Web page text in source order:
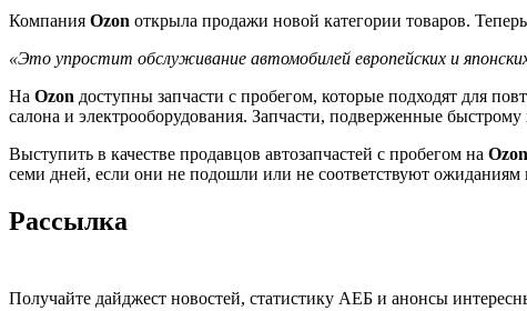
Компания Ozon открыла продажи новой категории товаров.
«Это упростит обслуживание автомобилей европейских и
На Ozon доступны запчасти с пробегом, которые подходят для
салона и электрооборудования. Запчасти, подверженные
Выступить в качестве продавцов автозапчастей с пробегом на Ozon
семи дней, если они не подошли или не соответствуют ожиданиям
Рассылка
Получайте дайджест новостей, статистику АЕБ и анонсы